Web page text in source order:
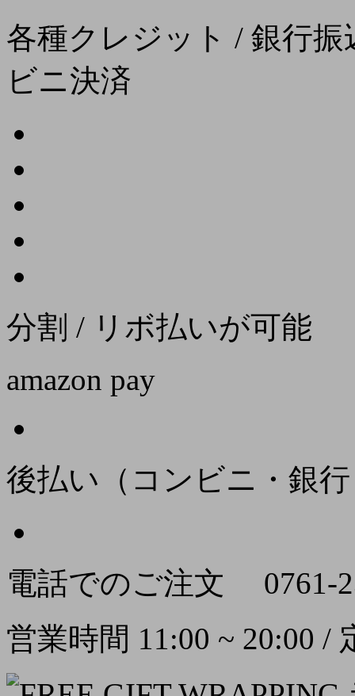
各種クレジット / 銀行
ビニ決済
分割 / リボ払いが可能
amazon pay
後払い（コンビニ・銀
電話でのご注文
0761-
営業時間 11:00 ~ 20:00 /